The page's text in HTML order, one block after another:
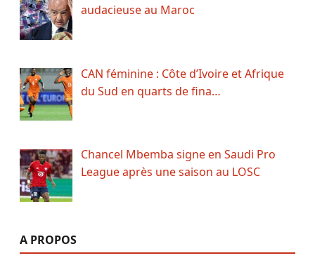
audacieuse au Maroc
CAN féminine : Côte d’Ivoire et Afrique
du Sud en quarts de fina…
Chancel Mbemba signe en Saudi Pro
League après une saison au LOSC
A PROPOS